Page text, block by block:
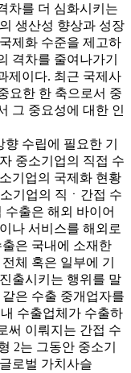
차를 더 심화시키는
생산성 향상과 성장
제화 수준을 제고하
격차를 줄여나가기
제이다. 최근 국제사
요한 한 축으로서 중
그 중요성에 대한 인
수립에 필요한 기
중소기업의 직접 수
기업의 국제화 현황
기업의 직ㆍ간접 수
출은 해외 바이어
나 서비스를 해외로
은 국내에 소재한
체 혹은 일부에 기
출시키는 행위를 말
은 수출 중개업자를
수출업체가 수출하
써 이뤄지는 간접 수
2는 그동안 중소기
로벌 가치사슬